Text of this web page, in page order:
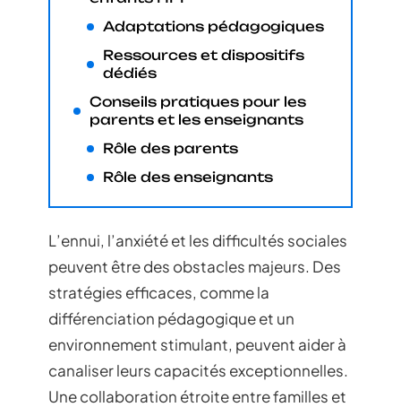
Adaptations pédagogiques
Ressources et dispositifs
dédiés
Conseils pratiques pour les
parents et les enseignants
Rôle des parents
Rôle des enseignants
L’ennui, l’anxiété et les difficultés sociales
peuvent être des obstacles majeurs. Des
stratégies efficaces, comme la
différenciation pédagogique et un
environnement stimulant, peuvent aider à
canaliser leurs capacités exceptionnelles.
Une collaboration étroite entre familles et